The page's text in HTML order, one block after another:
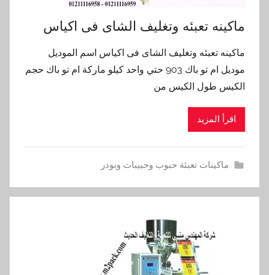
ماكينه تعبئه وتغليف الشاى فى اكياس
ماكينه تعبئه وتغليف الشاى فى اكياس اسم الموديل
موديل ام تو باك 903 حتي واحد كيلو ماركة ام تو باك حجم
الكيس طول الكيس من
اقرأ المزيد
ماكينات تعبئة حبوب وحبيبات وبودر